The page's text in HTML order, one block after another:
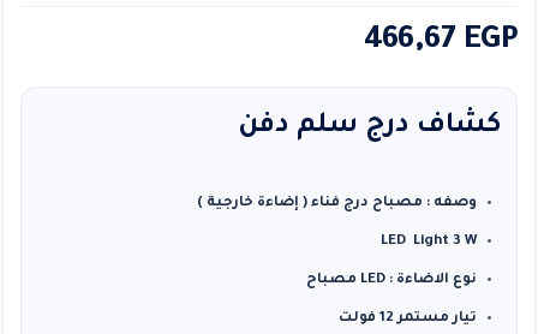
466,67 EGP
كشاف درج سلم دفن
وصفه : مصباح درج فناء ( إضاءة خارجية )
LED Light 3 W
نوع الاضاءة : LED مصباح
تيار مستمر 12 فولت